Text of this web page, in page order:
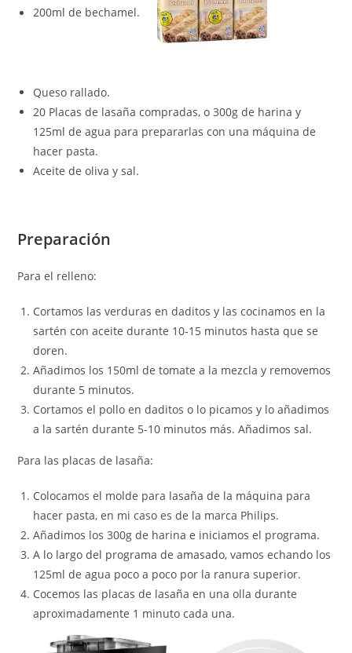
200ml de bechamel.
Queso rallado.
20 Placas de lasaña compradas, o 300g de harina y
125ml de agua para prepararlas con una máquina de
hacer pasta.
Aceite de oliva y sal.
Preparación
Para el relleno:
Cortamos las verduras en daditos y las cocinamos en la
sartén con aceite durante 10-15 minutos hasta que se
doren.
Añadimos los 150ml de tomate a la mezcla y removemos
durante 5 minutos.
Cortamos el pollo en daditos o lo picamos y lo añadimos
a la sartén durante 5-10 minutos más. Añadimos sal.
Para las placas de lasaña:
Colocamos el molde para lasaña de la máquina para
hacer pasta, en mi caso es de la marca Philips.
Añadimos los 300g de harina e iniciamos el programa.
A lo largo del programa de amasado, vamos echando los
125ml de agua poco a poco por la ranura superior.
Cocemos las placas de lasaña en una olla durante
aproximadamente 1 minuto cada una.